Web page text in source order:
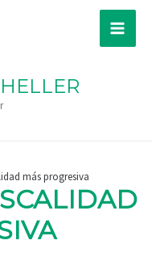
Main
más progresiva